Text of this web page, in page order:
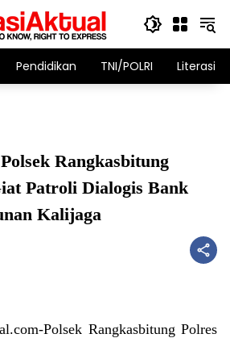
Pendidikan TNI/POLRI Literasi
Rangkasbitung
Patroli Dialogis Bank
Kalijaga
Polsek Rangkasbitung Polres